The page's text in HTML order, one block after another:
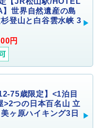
世界自然遺産の島
登山と白谷雲水峡 3
円
75歳限定】<1泊目
>2つの日本百名山 立
ヶ原ハイキング3日